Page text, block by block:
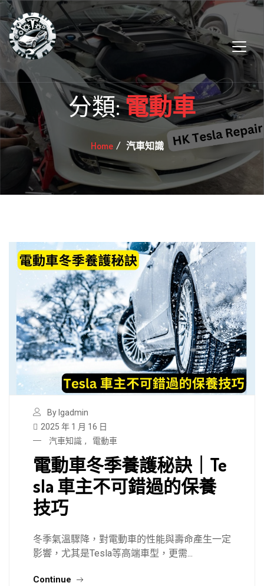
分類:電動車
Home 汽車知識
By lgadmin
2025 年 1 月 16 日
汽車知識 , 電動車
電動車冬季養護秘訣｜Te
sla 車主不可錯過的保養
技巧
冬季氣溫驟降，對電動車的性能與壽命產生一定
影響，尤其是Tesla等高端車型，更需...
Continue